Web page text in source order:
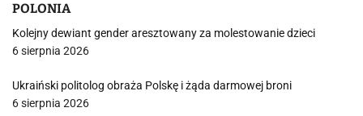
POLONIA
Kolejny dewiant gender aresztowany za molestowanie dzieci
6 sierpnia 2026
Ukraiński politolog obraża Polskę i żąda darmowej broni
6 sierpnia 2026